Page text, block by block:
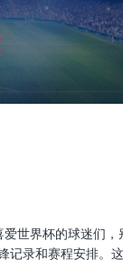
世界杯的球迷们
录和赛程安排。